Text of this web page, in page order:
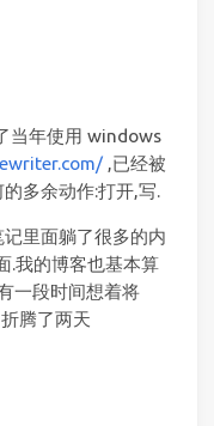
当年使用 windows
,已经被
多余动作:打开,写.
里面躺了很多的内
.我的博客也基本算
一段时间想着将
腾了两天